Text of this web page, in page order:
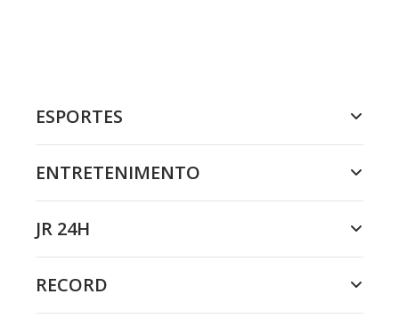
ESPORTES
ENTRETENIMENTO
JR 24H
RECORD